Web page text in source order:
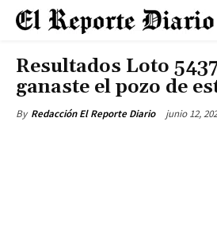
Resultados Loto
ganaste el pozo de
By Redacción El Reporte Diario junio 12,